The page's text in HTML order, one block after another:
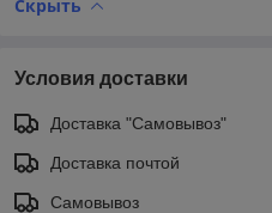
Скрыть
Условия доставки
Доставка "Самовывоз"
Доставка почтой
Самовывоз